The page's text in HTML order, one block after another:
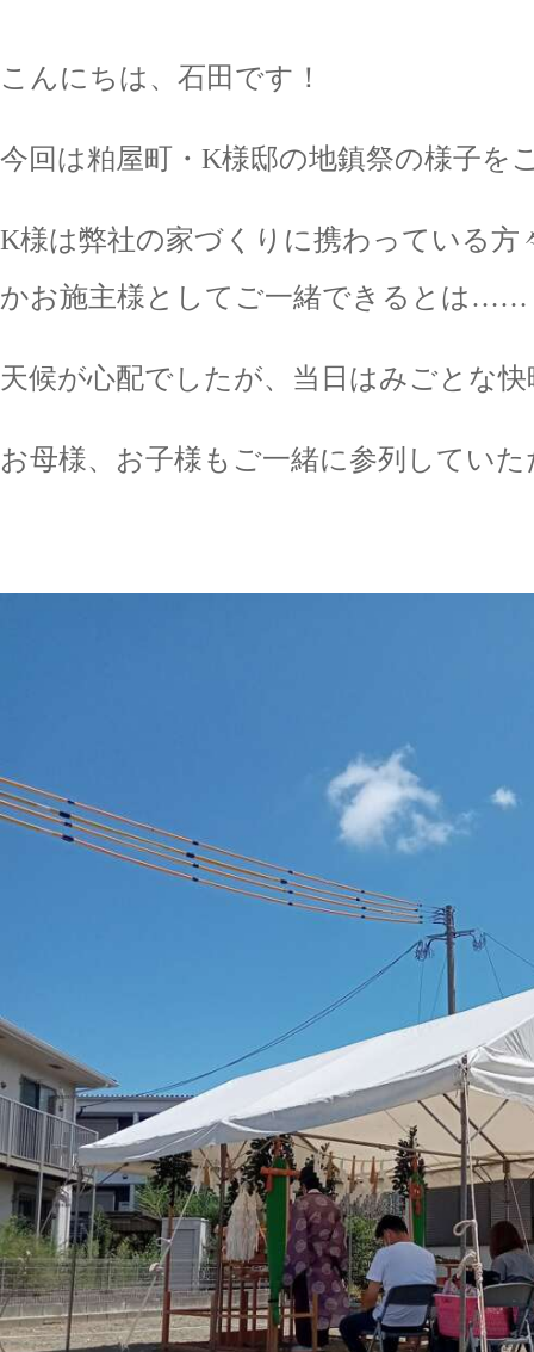
こんにちは、石田です！
今回は粕屋町・K様邸の地鎮祭の様子を
K様は弊社の家づくりに携わっている方
かお施主様としてご一緒できるとは……
天候が心配でしたが、当日はみごとな快
お母様、お子様もご一緒に参列してい